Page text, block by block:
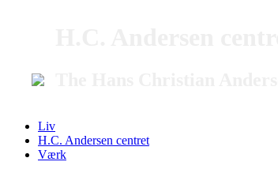
Liv
H.C. Andersen centret
Værk